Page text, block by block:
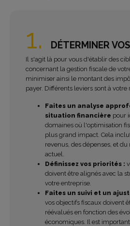
1. DÉTERMINER
Il s'agit là pour vous d'établir des
concernant la gestion fiscale de
minimiser ainsi le montant des
payer. Différents leviers sont à votre
Faites un analyse
situation financière pour
domaines où l'optimisation
plus grand impact. Cela
revenus, des dépenses, et
actuel.
Définissez vos priorités :
doivent être alignés avec la
votre entreprise.
Faites un suivi et un
vos objectifs fiscaux doivent
réévalués en fonction des
économiques. Il est